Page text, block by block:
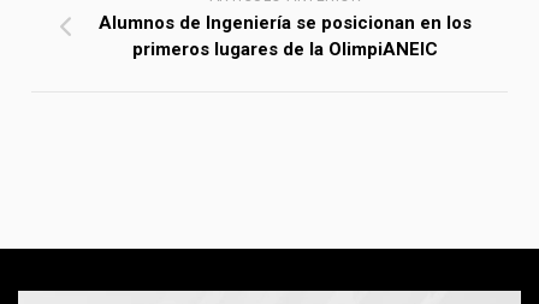
Alumnos de Ingeniería se posicionan en los
primeros lugares de la OlimpiANEIC